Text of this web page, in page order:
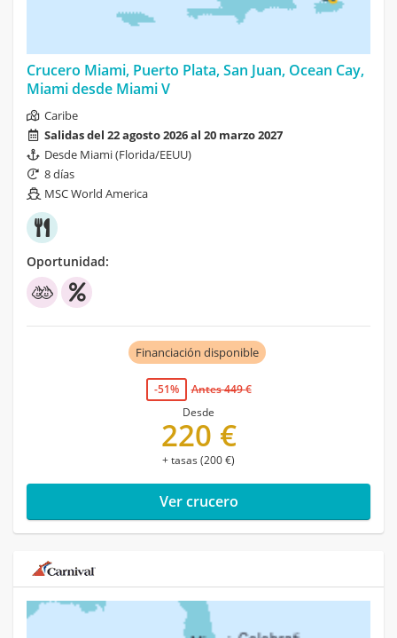
Crucero Miami, Puerto Plata, San Juan, Ocean Cay,
Miami desde Miami V
Caribe
Salidas del 22 agosto 2026 al 20 marzo 2027
Desde Miami (Florida/EEUU)
8 días
MSC World America
Oportunidad:
Financiación disponible
-51%
Antes 449 €
Desde
220 €
+ tasas (200 €)
Ver crucero